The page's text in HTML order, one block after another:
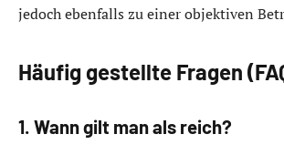
jedoch ebenfalls zu einer objektiven
Häufig gestellte Fragen
1. Wann gilt man als reich?